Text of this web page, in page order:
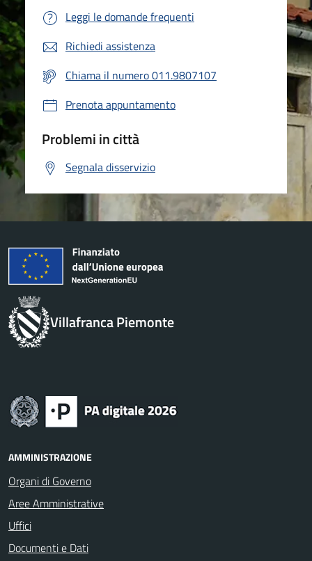
Leggi le domande frequenti
Richiedi assistenza
Chiama il numero 011.9807107
Prenota appuntamento
Problemi in città
Segnala disservizio
Villafranca Piemonte
AMMINISTRAZIONE
Organi di Governo
Aree Amministrative
Uffici
Documenti e Dati